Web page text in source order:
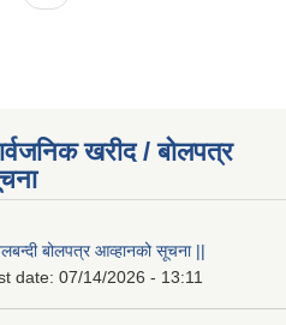
खरीद / बोलपत्र
बोलपत्र आव्हानको सूचना ||
date: 07/14/2026 - 13:11